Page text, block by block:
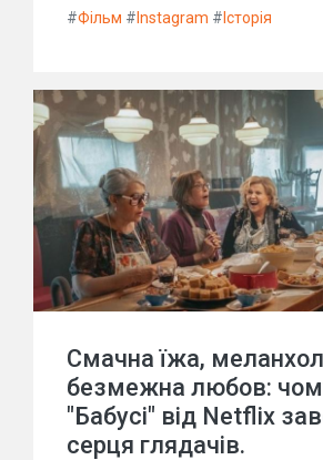
#Фільм # Instagram # Історія
Смачна їжа,
безмежна любов:
"Бабусі" від Netflix
серця глядачів.